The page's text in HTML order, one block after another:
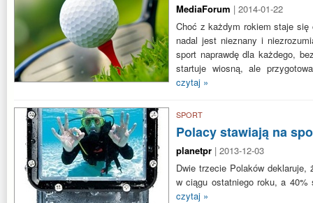
MediaForum | 2014-01-22
Choć z każdym rokiem staje się
nadal jest nieznany i
sport naprawdę dla każdego,
startuje wiosną, ale
czytaj »
SPORT
Polacy stawiają na
planetpr | 2013-12-03
Dwie trzecie Polaków deklaruje,
w ciągu ostatniego roku, a 40%
czytaj »